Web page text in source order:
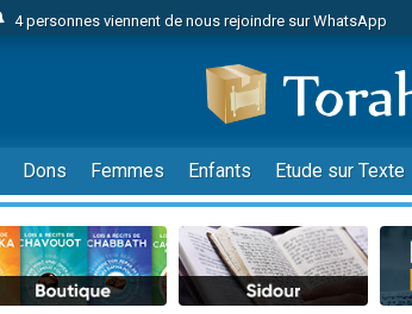
4 personnes viennent de nous rejoindre sur WhatsApp
Odaya vient de donner son Maasser
3 personnes viennent de faire un don pour 5 jours de
3 personnes viennent de faire un don pour Diane, 80
13 personnes viennent de demander une bénédiction
2 personnes viennent de nous rejoindre sur WhatsApp
30 personnes viennent de faire un don pour Sauvez
Il reste 49 places pour étudier en groupe sur Zoom
Dons Femmes Enfants Etude sur Texte